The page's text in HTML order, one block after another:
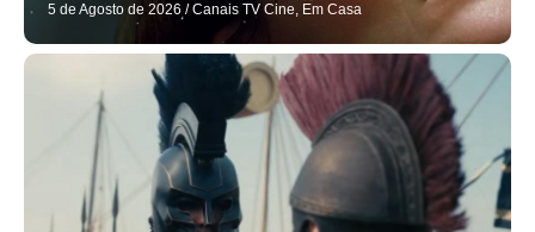
5 de Agosto de 2026 / Canais TV Cine, Em Casa